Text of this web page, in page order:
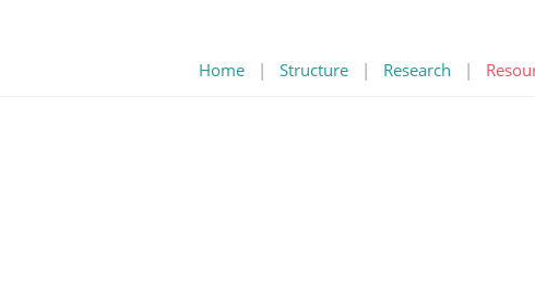
Home | Structure | Research |